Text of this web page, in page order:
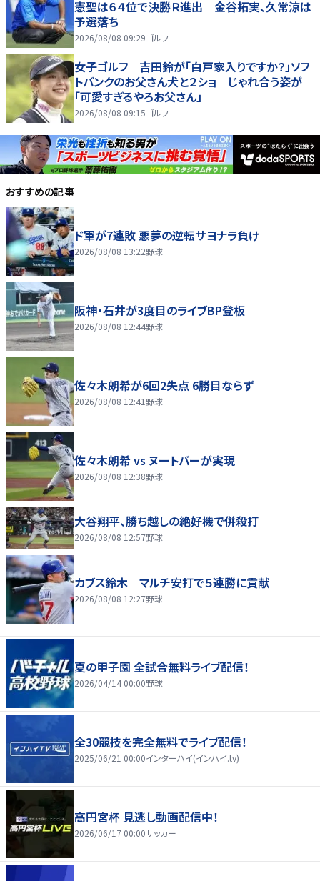
憲聖は６４位で決勝Ｒ進出 金谷拓実、久常涼は
予選落ち
2026/08/08 09:29ゴルフ
女子ゴルフ 吉田鈴が「白戸家入りですか？」ソフ
トバンクのお父さん犬と２ショ じゃれ合う姿が
「可愛すぎるやろお父さん」
2026/08/08 09:15ゴルフ
おすすめの記事
ド軍が7連敗 悪夢の逆転サヨナラ負け
2026/08/08 13:22野球
阪神・石井が3度目のライブBP登板
2026/08/08 12:44野球
佐々木朗希が6回2失点 6勝目ならず
2026/08/08 12:41 野球
佐々木朗希 vs ヌートバーが実現
2026/08/08 12:38野球
大谷翔平、勝ち越しの絶好機で併殺打
2026/08/08 12:57野球
カブス鈴木 マルチ安打で５連勝に貢献
2026/08/08 12:27野球
夏の甲子園 全試合無料ライブ配信！
2026/04/14 00:00野球
全30競技を完全無料でライブ配信！
2025/06/21 00:00インターハイ(インハイ.tv)
高円宮杯 見逃し動画配信中！
2026/06/17 00:00サッカー